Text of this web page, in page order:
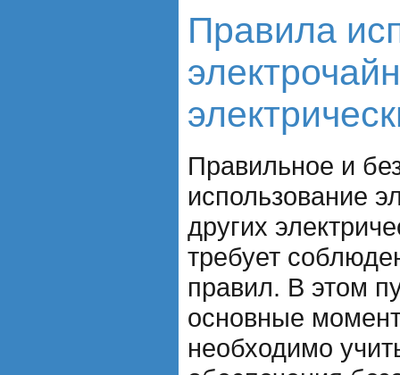
Правила
Правильное и
использование
других
требует
правил. В этом
основные
необходимо